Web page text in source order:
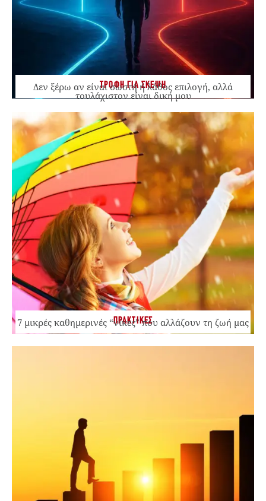
ΤΡΟΦΗ ΓΙΑ ΣΚΕΨΗ
Δεν ξέρω αν είναι σωστή ή λάθος επιλογή, αλλά
τουλάχιστον είναι δική μου
ΠΡΑΚΤΙΚΕΣ
7 μικρές καθημερινές “νίκες” που αλλάζουν τη ζωή μας